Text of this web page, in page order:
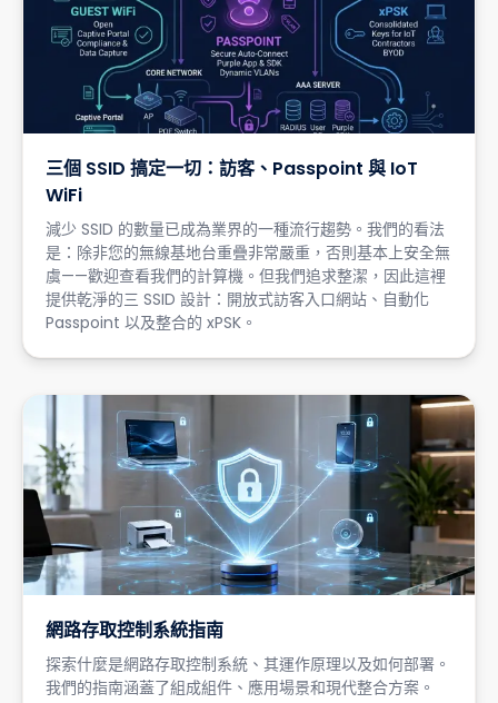
三個 SSID 搞定一切：訪客、Passpoint 與 IoT
WiFi
減少 SSID 的數量已成為業界的一種流行趨勢。我們的看法
是：除非您的無線基地台重疊非常嚴重，否則基本上安全無
虞——歡迎查看我們的計算機。但我們追求整潔，因此這裡
提供乾淨的三 SSID 設計：開放式訪客入口網站、自動化
Passpoint 以及整合的 xPSK。
網路存取控制系統指南
探索什麼是網路存取控制系統、其運作原理以及如何部署。
我們的指南涵蓋了組成組件、應用場景和現代整合方案。